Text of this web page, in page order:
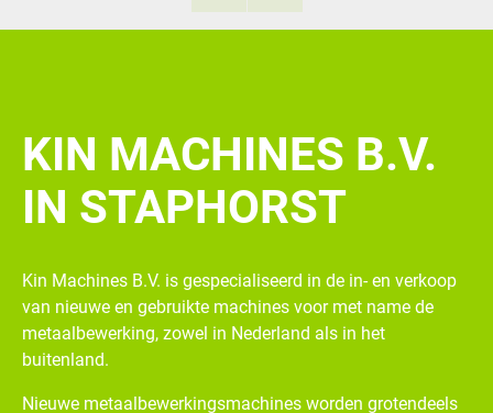
KIN MACHINES B.V.
IN STAPHORST
Kin Machines B.V. is gespecialiseerd in de in- en verkoop
van nieuwe en gebruikte machines voor met name de
metaalbewerking, zowel in Nederland als in het
buitenland.
Nieuwe metaalbewerkingsmachines worden grotendeels